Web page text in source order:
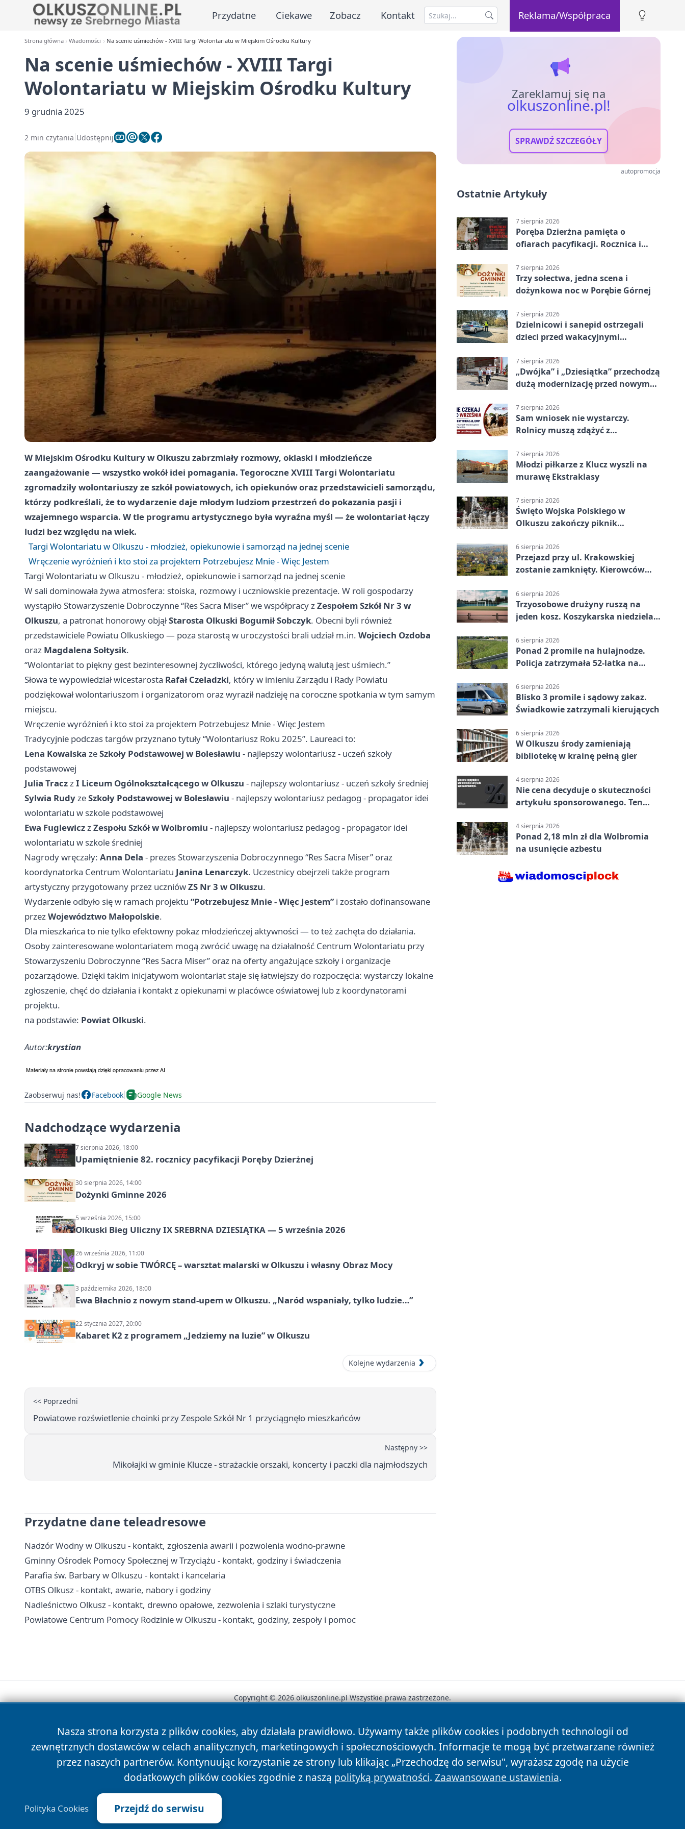
Przydatne Ciekawe Zobacz Kontakt Reklama/Współpraca
Strona główna Wiadomości Na scenie uśmiechów - XVIII Targi Wolontariatu w Miejskim Ośrodku Kultury
Na scenie uśmiechów - XVIII Targi
Wolontariatu w Miejskim Ośrodku Kultury
9 grudnia 2025
2 min czytania Udostępnij
W Miejskim Ośrodku Kultury w Olkuszu zabrzmiały rozmowy, oklaski i młodzieńcze
zaangażowanie — wszystko wokół idei pomagania. Tegoroczne XVIII Targi Wolontariatu
zgromadziły wolontariuszy ze szkół powiatowych, ich opiekunów oraz przedstawicieli samorządu,
którzy podkreślali, że to wydarzenie daje młodym ludziom przestrzeń do pokazania pasji i
wzajemnego wsparcia. W tle programu artystycznego była wyraźna myśl — że wolontariat łączy
ludzi bez względu na wiek.
Targi Wolontariatu w Olkuszu - młodzież, opiekunowie i samorząd na jednej scenie
Wręczenie wyróżnień i kto stoi za projektem Potrzebujesz Mnie - Więc Jestem
Targi Wolontariatu w Olkuszu - młodzież, opiekunowie i samorząd na jednej scenie
W sali dominowała żywa atmosfera: stoiska, rozmowy i uczniowskie prezentacje. W roli gospodarzy
wystąpiło Stowarzyszenie Dobroczynne “Res Sacra Miser” we współpracy zZespołem Szkół Nr 3 w
Olkuszu, a patronat honorowy objąłStarosta Olkuski Bogumił Sobczyk. Obecni byli również
przedstawiciele Powiatu Olkuskiego — poza starostą w uroczystości brali udział m.in. Wojciech Ozdoba
oraz Magdalena Sołtysik.
“Wolontariat to piękny gest bezinteresownej życzliwości, którego jedyną walutą jest uśmiech.”
Słowa te wypowiedział wicestarosta Rafał Czeladzki, który w imieniu Zarządu i Rady Powiatu
podziękował wolontariuszom i organizatorom oraz wyraził nadzieję na coroczne spotkania w tym samym
miejscu.
Wręczenie wyróżnień i kto stoi za projektem Potrzebujesz Mnie - Więc Jestem
Tradycyjnie podczas targów przyznano tytuły “Wolontariusz Roku 2025”. Laureaci to:
Lena Kowalska zeSzkoły Podstawowej w Bolesławiu - najlepszy wolontariusz - uczeń szkoły
podstawowej
Julia TraczzI Liceum Ogólnokształcącego w Olkuszu - najlepszy wolontariusz - uczeń szkoły średniej
Sylwia RudyzeSzkoły Podstawowej w Bolesławiu - najlepszy wolontariusz pedagog - propagator idei
wolontariatu w szkole podstawowej
Ewa FuglewiczzZespołu Szkół w Wolbromiu - najlepszy wolontariusz pedagog - propagator idei
wolontariatu w szkole średniej
Nagrody wręczały: Anna Dela - prezes Stowarzyszenia Dobroczynnego “Res Sacra Miser” oraz
koordynatorka Centrum Wolontariatu Janina Lenarczyk. Uczestnicy obejrzeli także program
artystyczny przygotowany przez uczniówZS Nr 3 w Olkuszu.
Wydarzenie odbyło się w ramach projektu “Potrzebujesz Mnie - Więc Jestem”i zostało dofinansowane
przezWojewództwo Małopolskie.
Dla mieszkańca to nie tylko efektowny pokaz młodzieńczej aktywności — to też zachęta do działania.
Osoby zainteresowane wolontariatem mogą zwrócić uwagę na działalność Centrum Wolontariatu przy
Stowarzyszeniu Dobroczynne “Res Sacra Miser” oraz na oferty angażujące szkoły i organizacje
pozarządowe. Dzięki takim inicjatywom wolontariat staje się łatwiejszy do rozpoczęcia: wystarczy lokalne
zgłoszenie, chęć do działania i kontakt z opiekunami w placówce oświatowej lub z koordynatorami
projektu.
na podstawie: Powiat Olkuski.
Autor:krystian
Zaobserwuj nas! Facebook Google News
Nadchodzące wydarzenia
7 sierpnia 2026, 18:00
Upamiętnienie 82. rocznicy pacyfikacji Poręby Dzierżnej
30 sierpnia 2026, 14:00
Dożynki Gminne 2026
5 września 2026, 15:00
Olkuski Bieg Uliczny IX SREBRNA DZIESIĄTKA — 5 września 2026
26 września 2026, 11:00
Odkryj w sobie TWÓRCĘ – warsztat malarski w Olkuszu i własny Obraz Mocy
3 października 2026, 18:00
Ewa Błachnio z nowym stand-upem w Olkuszu. „Naród wspaniały, tylko ludzie…”
22 stycznia 2027, 20:00
Kabaret K2 z programem „Jedziemy na luzie” w Olkuszu
Kolejne wydarzenia
<< Poprzedni
Powiatowe rozświetlenie choinki przy Zespole Szkół Nr 1 przyciągnęło mieszkańców
Następny >>
Mikołajki w gminie Klucze - strażackie orszaki, koncerty i paczki dla najmłodszych
Przydatne dane teleadresowe
Nadzór Wodny w Olkuszu - kontakt, zgłoszenia awarii i pozwolenia wodno-prawne
Gminny Ośrodek Pomocy Społecznej w Trzyciążu - kontakt, godziny i świadczenia
Parafia św. Barbary w Olkuszu - kontakt i kancelaria
OTBS Olkusz - kontakt, awarie, nabory i godziny
Nadleśnictwo Olkusz - kontakt, drewno opałowe, zezwolenia i szlaki turystyczne
Powiatowe Centrum Pomocy Rodzinie w Olkuszu - kontakt, godziny, zespoły i pomoc
Zareklamuj się na
olkuszonline.pl!
SPRAWDŹ SZCZEGÓŁY
autopromocja
Ostatnie Artykuły
7 sierpnia 2026
Poręba Dzierżna pamięta o
ofiarach pacyfikacji. Rocznica i
7 sierpnia 2026
Trzy sołectwa, jedna scena i
dożynkowa noc w Porębie Górnej
7 sierpnia 2026
Dzielnicowi i sanepid ostrzegali
dzieci przed wakacyjnymi
7 sierpnia 2026
„Dwójka” i „Dziesiątka” przechodzą
dużą modernizację przed nowym
7 sierpnia 2026
Sam wniosek nie wystarczy.
Rolnicy muszą zdążyć z
7 sierpnia 2026
Młodzi piłkarze z Klucz wyszli na
murawę Ekstraklasy
7 sierpnia 2026
Święto Wojska Polskiego w
Olkuszu zakończy piknik
6 sierpnia 2026
Przejazd przy ul. Krakowskiej
zostanie zamknięty. Kierowców
6 sierpnia 2026
Trzyosobowe drużyny ruszą na
jeden kosz. Koszykarska niedziela
6 sierpnia 2026
Ponad 2 promile na hulajnodze.
Policja zatrzymała 52-latka na
6 sierpnia 2026
Blisko 3 promile i sądowy zakaz.
Świadkowie zatrzymali kierujących
6 sierpnia 2026
W Olkuszu środy zamieniają
bibliotekę w krainę pełną gier
4 sierpnia 2026
Nie cena decyduje o skuteczności
artykułu sponsorowanego. Ten
4 sierpnia 2026
Ponad 2,18 mln zł dla Wolbromia
na usunięcie azbestu
Nasza strona korzysta z plików cookies, aby działała prawidłowo. Używamy także plików cookies i podobnych technologii od
zewnętrznych dostawców w celach analitycznych, marketingowych i społecznościowych. Informacje te mogą być przetwarzane również
przez naszych partnerów. Kontynuując korzystanie ze strony lub klikając „Przechodzę do serwisu", wyrażasz zgodę na użycie
dodatkowych plików cookies zgodnie z naszą polityką prywatności. Zaawansowane ustawienia.
Polityka Cookies Przejdź do serwisu
Copyright © 2026 olkuszonline.pl Wszystkie prawa zastrzeżone.
News Autorzy Polityka Prywatności Polityka Cookies